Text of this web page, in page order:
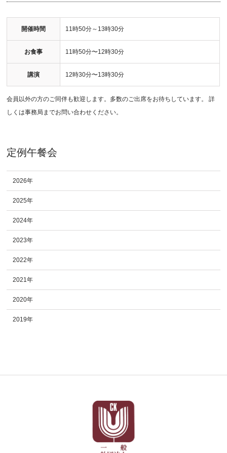
開催時間 11時50分～13時30分
お食事 11時50分〜12時30分
講演 12時30分〜13時30分
会員以外の方のご同伴も歓迎します。多数のご出席をお待ちしています。 詳
しくは事務局までお問い合わせください。
定例午餐会
2026年
2025年
2024年
2023年
2022年
2021年
2020年
2019年